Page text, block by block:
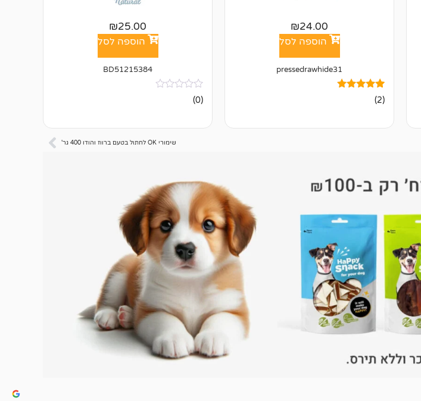
₪24.00
הוספה לסל
pressedrawhide31
מדורגים
5.00
2(2)
₪25.00
הוספה לסל
BD51215384
אין
ביקורות
(0)
שימורי OK לחתול בטעם ברווז והודו 400 גר'